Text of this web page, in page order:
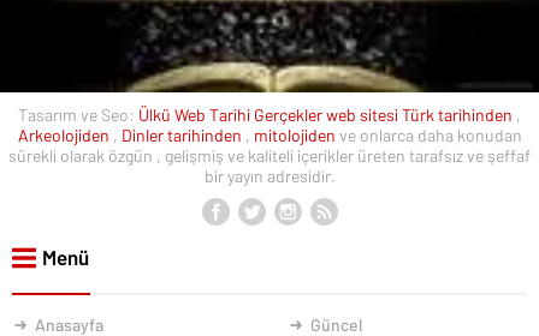
Tasarım ve Seo: Ülkü Web Tarihi Gerçekler web sitesiTürk tarihinden ,
Arkeolojiden , Dinler tarihinden , mitolojiden ve onlarca daha konudan
sürekli olarak özgün , gelişmiş ve kaliteli içerikler üreten tarafsız ve şeffaf
bir yayın adresidir.
Menü
Anasayfa Güncel